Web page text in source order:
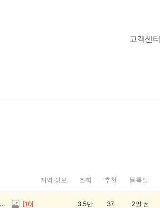
고객센터
지역 정보 조회 추천 등록일
전원 1,000캐시! 🥳 우리 동네 썰전 14회차 OPEN (~8/17) [10] 3.5만 37 2일 전